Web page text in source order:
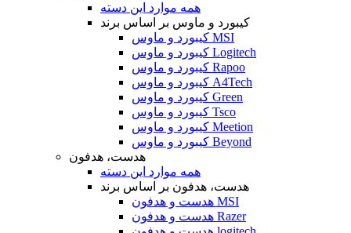
همه موارد این دسته
کیبورد و ماوس بر اساس برند
کیبورد و ماوس MSI
کیبورد و ماوس Logitech
کیبورد و ماوس Rapoo
کیبورد و ماوس A4Tech
کیبورد و ماوس Green
کیبورد و ماوس Tsco
کیبورد و ماوس Meetion
کیبورد و ماوس Beyond
هدست، هدفون
همه موارد این دسته
هدست، هدفون بر اساس برند
هدست و هدفون MSI
هدست و هدفون Razer